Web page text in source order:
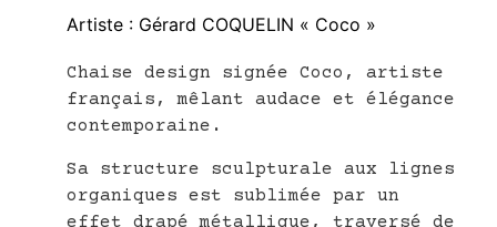
Artiste : Gérard COQUELIN « Coco »
Chaise design signée Coco, artiste
français, mêlant audace et élégance
contemporaine.
Sa structure sculpturale aux lignes
organiques est sublimée par un
effet drapé métallique, traversé de